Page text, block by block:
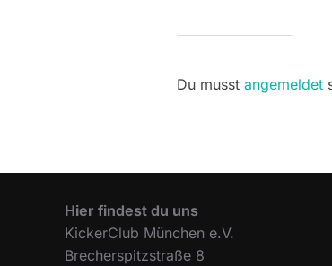
Du musst angemeldet
Hier findest du uns
KickerClub München e.V.
Brecherspitzstraße 8